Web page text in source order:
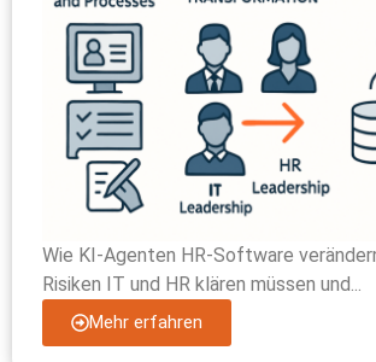
Wie KI-Agenten HR-Software
Risiken IT und HR klären müssen und...
Mehr erfahren